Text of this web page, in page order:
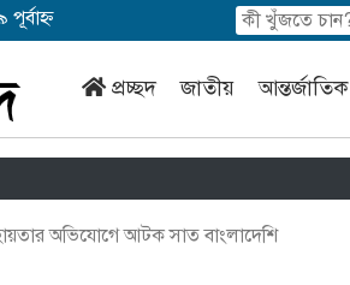
প্রচ্ছদ জাতীয় আন্তর্জাতিক
অভিযোগে আটক সাত বাংলাদেশি